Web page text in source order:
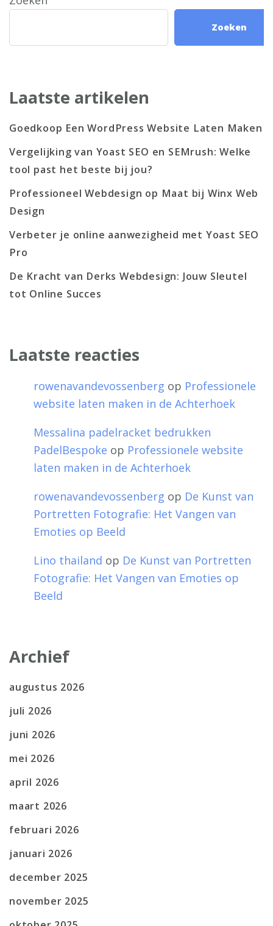
Zoeken
Laatste artikelen
Goedkoop Een WordPress Website Laten Maken
Vergelijking van Yoast SEO en SEMrush: Welke
tool past het beste bij jou?
Professioneel Webdesign op Maat bij Winx Web
Design
Verbeter je online aanwezigheid met Yoast SEO
Pro
De Kracht van Derks Webdesign: Jouw Sleutel
tot Online Succes
Laatste reacties
rowenavandevossenberg op Professionele
website laten maken in de Achterhoek
Messalina padelracket bedrukken
PadelBespoke op Professionele website
laten maken in de Achterhoek
rowenavandevossenberg op De Kunst van
Portretten Fotografie: Het Vangen van
Emoties op Beeld
Lino thailand op De Kunst van Portretten
Fotografie: Het Vangen van Emoties op
Beeld
Archief
augustus 2026
juli 2026
juni 2026
mei 2026
april 2026
maart 2026
februari 2026
januari 2026
december 2025
november 2025